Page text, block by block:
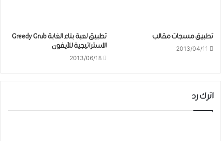
تطبيق مسجات مقالب
2013/04/11
تطبيق لعبة بناء الغابة Greedy Grub
الاستراتيجية للآيفون
2013/06/18
اترك رد